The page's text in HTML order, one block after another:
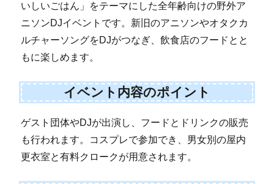
いしいごはん」をテーマにした全年齢向けの野外ア
ニソンDJイベントです。新旧のアニソンやオタクカ
ルチャーソングをDJがつなぎ、飲食店のフードとと
もに楽しめます。
イベント内容のポイント
ゲスト団体やDJが出演し、フードとドリンクの販売
も行われます。コスプレで参加でき、男女別の屋内
更衣室と有料クロークが用意されます。